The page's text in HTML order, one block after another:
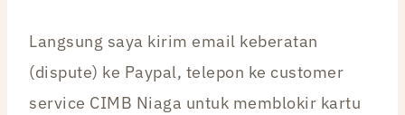
Langsung saya kirim email keberatan
(dispute) ke Paypal, telepon ke customer
service CIMB Niaga untuk memblokir kartu